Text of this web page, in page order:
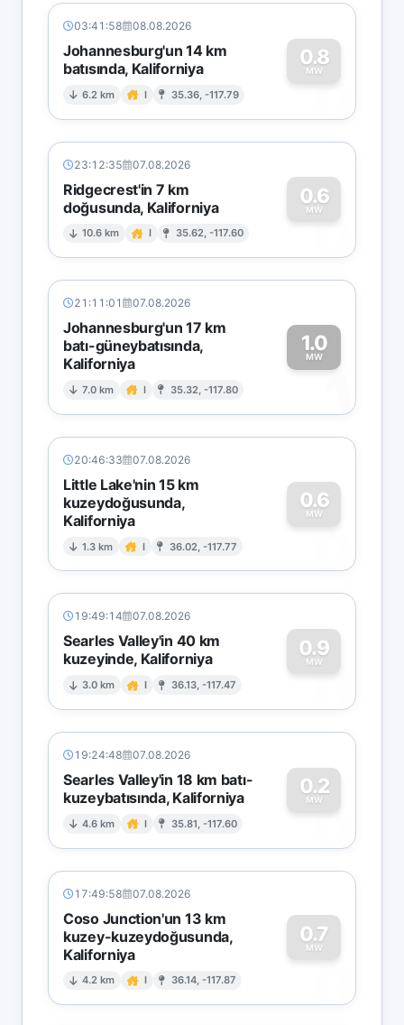
03:41:58 08.08.2026
Johannesburg'un 14 km
batısında, Kaliforniya
6.2 km I 35.36, -117.79
0.8
MW
0
23:12:35 07.08.2026
Ridgecrest'in 7 km
doğusunda, Kaliforniya
10.6 km I 35.62, -117.60
0.6
MW
0
21:11:01 07.08.2026
Johannesburg'un 17 km
batı-güneybatısında,
Kaliforniya
7.0 km I 35.32, -117.80
1.0
MW
1
20:46:33 07.08.2026
Little Lake'nin 15 km
kuzeydoğusunda,
Kaliforniya
1.3 km I 36.02, -117.77
0.6
MW
0
19:49:14 07.08.2026
Searles Valley'in 40 km
kuzeyinde, Kaliforniya
3.0 km I 36.13, -117.47
0.9
MW
0
19:24:48 07.08.2026
Searles Valley'in 18 km batı-
kuzeybatısında, Kaliforniya
4.6 km I 35.81, -117.60
0.2
MW
0
17:49:58 07.08.2026
Coso Junction'un 13 km
kuzey-kuzeydoğusunda,
Kaliforniya
4.2 km I 36.14, -117.87
0.7
MW
0